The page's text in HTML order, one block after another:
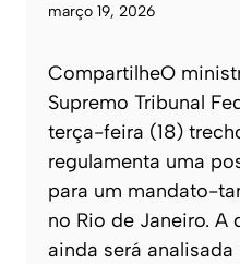
março 19, 2026
CompartilheO
Supremo Tribunal
terça-feira (18)
regulamenta uma
para um mandato-
no Rio de Janeiro. A
ainda será